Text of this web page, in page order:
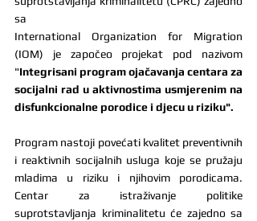
sa
International Organization for Migration
(IOM) je započeo projekat pod nazivom
"Integrisani program ojačavanja centara za
socijalni rad u aktivnostima usmjerenim na
disfunkcionalne porodice i djecu u riziku".
Program nastoji povećati kvalitet preventivnih
i reaktivnih socijalnih usluga koje se pružaju
mladima u riziku i njihovim porodicama.
Centar za istraživanje politike
suprotstavljanja kriminalitetu će zajedno sa